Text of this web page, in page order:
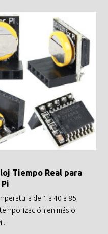
Tiempo Real para
de 1 a 40 a 85,
en más o
..